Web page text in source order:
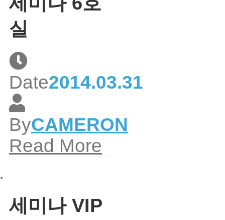
실
Date2014.03.31
ByCAMERON
Read More
세미나 VIP